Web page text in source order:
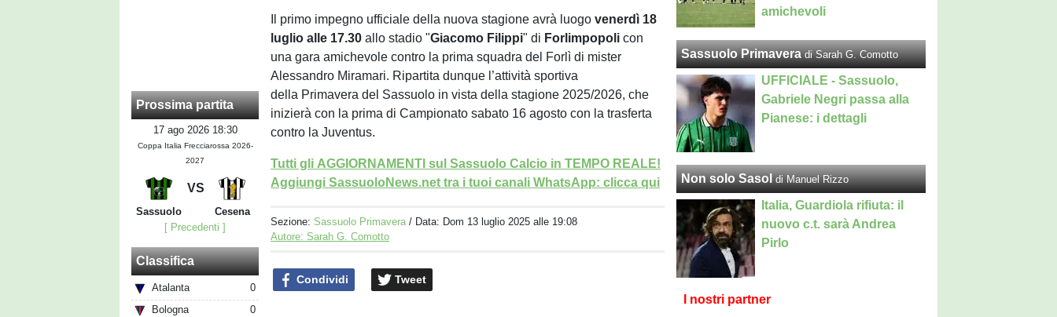
Prossima partita
17 ago 2026 18:30
Coppa Italia Frecciarossa 2026-
2027
VS
Sassuolo
Cesena
[ Precedenti ]
Classifica
Atalanta
0
Bologna
0
Il primo impegno ufficiale della nuova stagione avrà luogo venerdì 18
luglio alle 17.30allo stadio "Giacomo Filippi" di Forlimpopoli con
una gara amichevole contro la prima squadra del Forlì di mister
Alessandro Miramari. Ripartita dunque l’attività sportiva
della Primavera del Sassuolo in vista della stagione 2025/2026, che
inizierà con la prima di Campionato sabato 16 agosto con la trasferta
contro la Juventus.
Tutti gli AGGIORNAMENTI sul Sassuolo Calcio in TEMPO REALE!
Aggiungi SassuoloNews.net tra i tuoi canali WhatsApp: clicca qui
Sezione:Sassuolo Primavera / Data: Dom 13 luglio 2025 alle 19:08
Autore: Sarah G. Comotto
Condividi Tweet
amichevoli
Sassuolo Primavera di Sarah G. Comotto
UFFICIALE - Sassuolo,
Gabriele Negri passa alla
Pianese: i dettagli
Non solo Sasol di Manuel Rizzo
Italia, Guardiola rifiuta: il
nuovo c.t. sarà Andrea
Pirlo
I nostri partner